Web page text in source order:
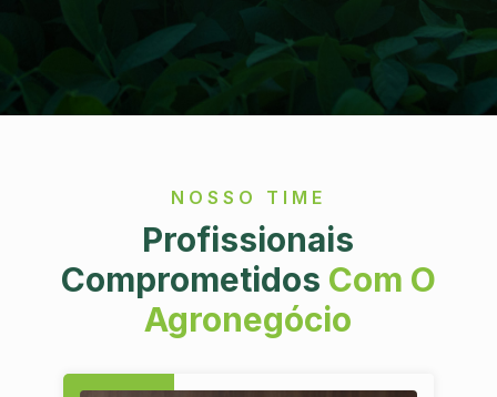
NOSSO TIME
Profissionais
Comprometidos Com O
Agronegócio